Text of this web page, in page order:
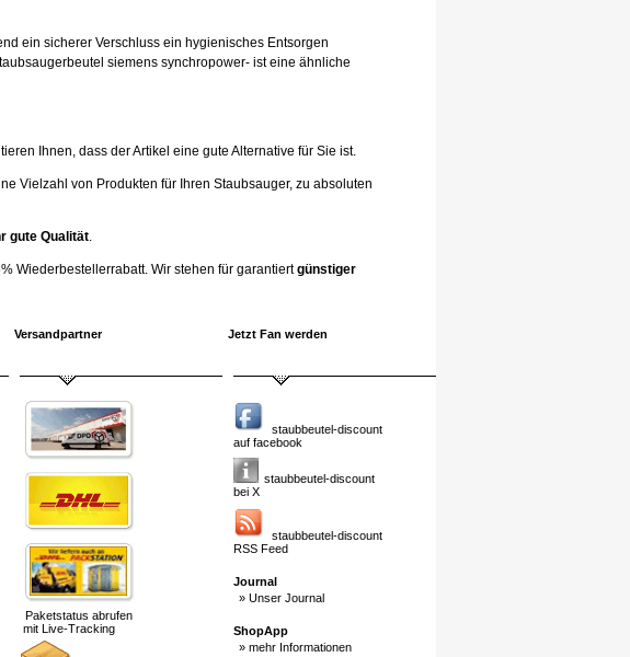
ein sicherer Verschluss ein hygienisches Entsorgen
siemens synchropower- ist eine ähnliche
Ihnen, dass der Artikel eine gute Alternative für Sie ist.
Vielzahl von Produkten für Ihren Staubsauger, zu absoluten
gute Qualität.
Wiederbestellerrabatt. Wir stehen für garantiertgünstiger
Versandpartner
Paketstatus abrufen
mit Live-Tracking
Jetzt Fan werden
staubbeutel-discount
auf facebook
staubbeutel-discount
bei X
staubbeutel-discount
RSS Feed
Journal
» Unser Journal
ShopApp
» mehr Informationen